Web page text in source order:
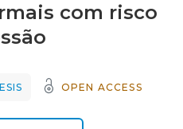
com risco
OPEN ACCESS